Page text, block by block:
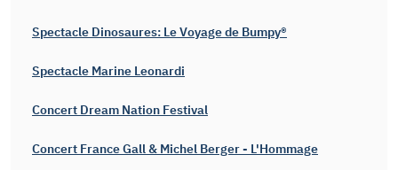
Spectacle Dinosaures: Le Voyage de Bumpy®
Spectacle Marine Leonardi
Concert Dream Nation Festival
Concert France Gall & Michel Berger - L'Hommage